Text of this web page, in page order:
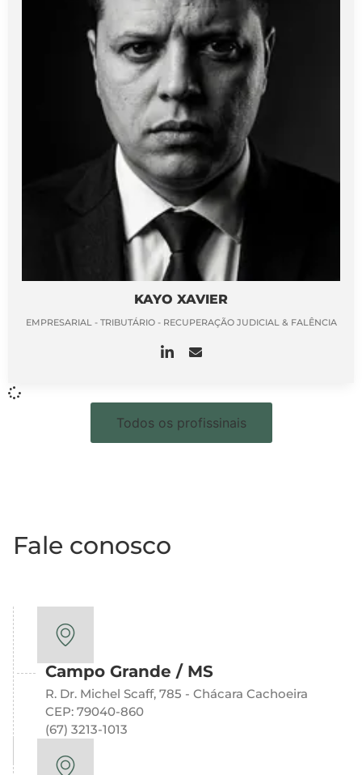
KAYO XAVIER
EMPRESARIAL - TRIBUTÁRIO - RECUPERAÇÃO JUDICIAL & FALÊNCIA
Todos os profissinais
Fale conosco
Campo Grande / MS
R. Dr. Michel Scaff, 785 - Chácara Cachoeira
CEP: 79040-860
(67) 3213-1013